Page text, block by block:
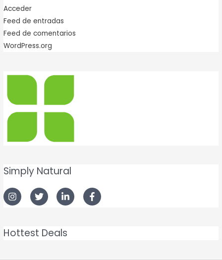
Acceder
Feed de entradas
Feed de comentarios
WordPress.org
Simply Natural
Hottest Deals